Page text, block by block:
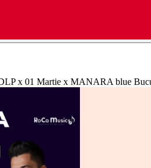
x 01 Martie x MANARA blue